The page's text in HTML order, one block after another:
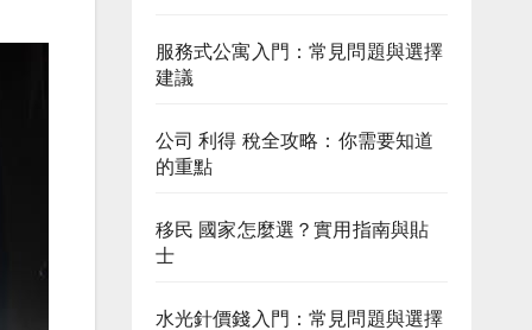
服務式公寓入門：常見問題與選擇
建議
公司 利得 稅全攻略：你需要知道
的重點
移民 國家怎麼選？實用指南與貼
士
水光針價錢入門：常見問題與選擇